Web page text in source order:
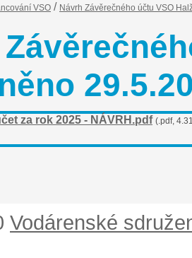
VSO / Návrh Závěrečného účtu VSO
za rok 2025 - NÁVRH.pdf (.pdf,
Vodárenské